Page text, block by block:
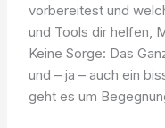
vorbereitest und
und Tools dir helfen,
Keine Sorge: Das
und – ja – auch ein
geht es um